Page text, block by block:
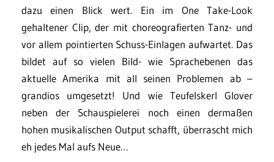
dazu einen Blick wert. Ein im One Take-Look
gehaltener Clip, der mit choreografierten Tanz- und
vor allem pointierten Schuss-Einlagen aufwartet. Das
bildet auf so vielen Bild- wie Sprachebenen das
aktuelle Amerika mit all seinen Problemen ab –
grandios umgesetzt! Und wie Teufelskerl Glover
neben der Schauspielerei noch einen dermaßen
hohen musikalischen Output schafft, überrascht mich
eh jedes Mal aufs Neue…